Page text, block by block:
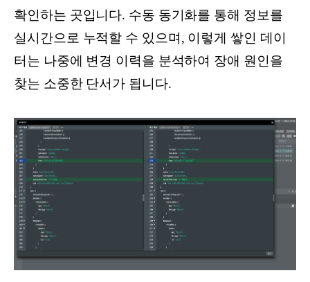
확인하는 곳입니다. 수동 동기화를 통해 정보를
실시간으로 누적할 수 있으며, 이렇게 쌓인 데이
터는 나중에 변경 이력을 분석하여 장애 원인을
찾는 소중한 단서가 됩니다.